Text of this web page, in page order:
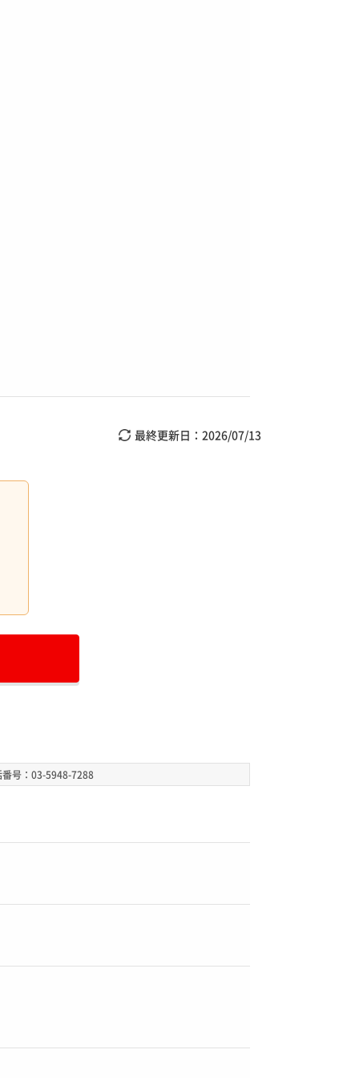
最終更新日： 2026/07/13
番号：03-5948-7288